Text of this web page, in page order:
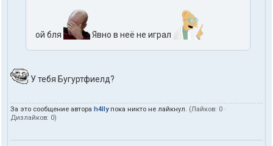
ой бля Явно в неё не играл
У тебя Бугуртфиелд?
За это сообщение автора h4llyпока никто не лайкнул. (Лайков: 0 ·
Дизлайков: 0)